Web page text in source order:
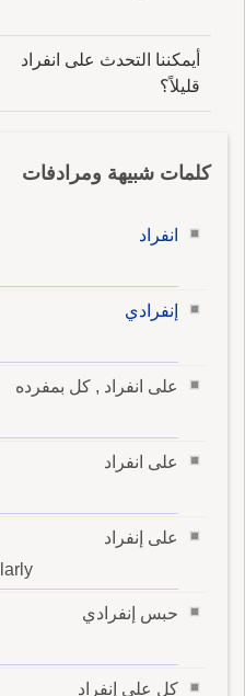
أيمكننا التحدث على انفراد
قليلاً؟
كلمات شبيهة ومرادفات
انفراد
إنفرادي
على انفراد , كل بمفرده
على انفراد
على إنفراد
حبس إنفرادي
كل على إنفراد